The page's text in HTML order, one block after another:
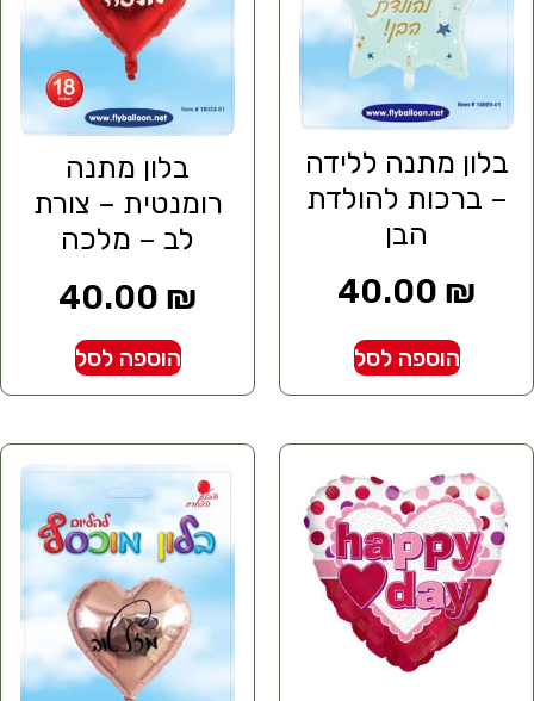
בלון מתנה ללידה
– ברכות להולדת
הבן
40.00 ₪
הוספה לסל
בלון מתנה
רומנטית – צורת
לב – מלכה
40.00 ₪
הוספה לסל